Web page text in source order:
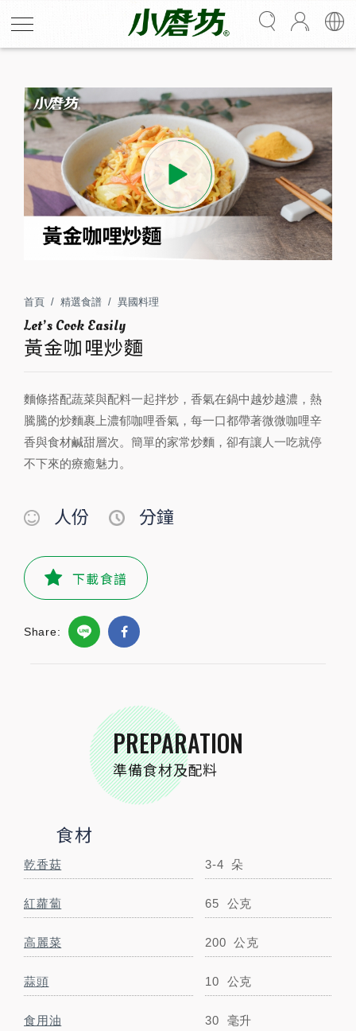
首頁 精選食譜 異國料理
黃金咖哩炒麵
麵條搭配蔬菜與配料一起拌炒，香氣在鍋中越炒越濃，熱
騰騰的炒麵裹上濃郁咖哩香氣，每一口都帶著微微咖哩辛
香與食材鹹甜層次。簡單的家常炒麵，卻有讓人一吃就停
不下來的療癒魅力。
人份 分鐘
下載食譜
Share:
PREPARATION
準備食材及配料
食材
乾香菇 3-4 朵
紅蘿蔔 65 公克
高麗菜 200 公克
蒜頭 10 公克
食用油 30 毫升
黃金咖哩炒麵
麵條搭配蔬菜與配料一起拌炒，香氣在鍋中越炒越濃，熱
香與食材鹹甜層次。簡單的家常炒麵，卻有讓人一吃就停
不下來的療癒魅力。
PREPARATION
準備食材及配料
紅蘿蔔
200
小磨坊精選調味
小磨坊咖哩粉 20 公克
調味料
米酒 38 毫升
太白粉 15 公克